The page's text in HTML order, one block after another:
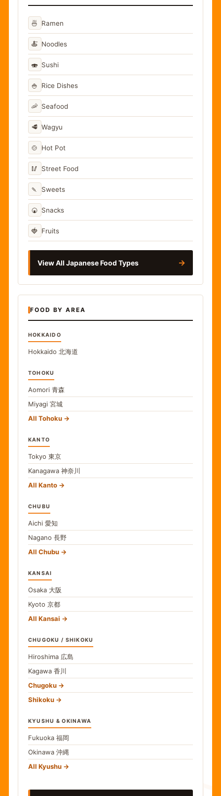
🍜 Ramen
🍝 Noodles
🍣 Sushi
🍚 Rice Dishes
🦐 Seafood
🥩 Wagyu
🍲 Hot Pot
🥢 Street Food
🍡 Sweets
🍘 Snacks
🍓 Fruits
View All Japanese Food Types →
FOOD BY AREA
HOKKAIDO
Hokkaido 北海道
TOHOKU
Aomori 青森
Miyagi 宮城
All Tohoku
KANTO
Tokyo 東京
Kanagawa 神奈川
All Kanto
CHUBU
Aichi 愛知
Nagano 長野
All Chubu
KANSAI
Osaka 大阪
Kyoto 京都
All Kansai
CHUGOKU / SHIKOKU
Hiroshima 広島
Kagawa 香川
Chugoku
Shikoku
KYUSHU & OKINAWA
Fukuoka 福岡
Okinawa 沖縄
All Kyushu